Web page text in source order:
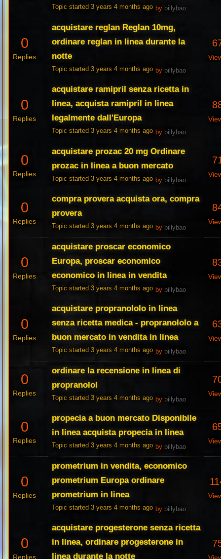
Topic started 3 years 4 months ago by billybao
0
Replies
acquistare reglan Reglan 10mg,
ordinare reglan in linea durante la
notte
Topic started 3 years 4 months ago by billybao
0
Replies
acquistare ramipril senza ricetta in
linea, acquista ramipril in linea
legalmente dall'Europa
Topic started 3 years 4 months ago by billybao
0
Replies
acquistare prozac 20 mg Ordinare
prozac in linea a buon mercato
Topic started 3 years 4 months ago by billybao
0
Replies
compra provera acquista ora, compra
provera
Topic started 3 years 4 months ago by billybao
0
Replies
acquistare proscar economico
Europa, proscar economico
economico in linea in vendita
Topic started 3 years 4 months ago by billybao
0
Replies
acquistare propranololo in linea
senza ricetta medica - propranololo a
buon mercato in vendita in linea
Topic started 3 years 4 months ago by billybao
0
Replies
ordinare la recensione in linea di
propranolol
Topic started 3 years 4 months ago by billybao
0
Replies
propecia a buon mercato Disponibile
in linea acquista propecia in linea
Topic started 3 years 4 months ago by billybao
0
Replies
prometrium in vendita, economico
prometrium Europa ordinare
prometrium in linea
Topic started 3 years 4 months ago by billybao
0
Replies
acquistare progesterone senza ricetta
in linea, ordinare progesterone in
linea durante la notte